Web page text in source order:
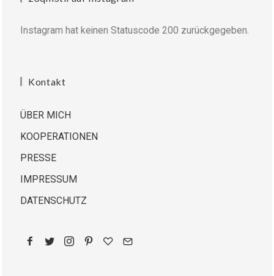
Instagram hat keinen Statuscode 200 zurückgegeben.
Kontakt
ÜBER MICH
KOOPERATIONEN
PRESSE
IMPRESSUM
DATENSCHUTZ